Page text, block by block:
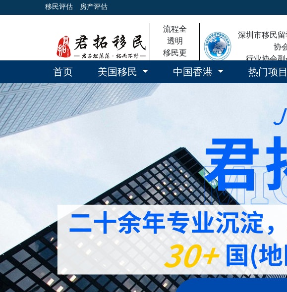
移民评估 房产评估
流程全
透明
移民更
放心
深圳市移民
协
行业协会
首页 美国移民 中国香港 热门项目